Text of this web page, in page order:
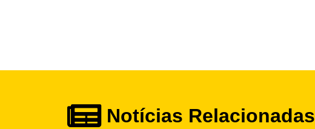
Notícias Relacionadas